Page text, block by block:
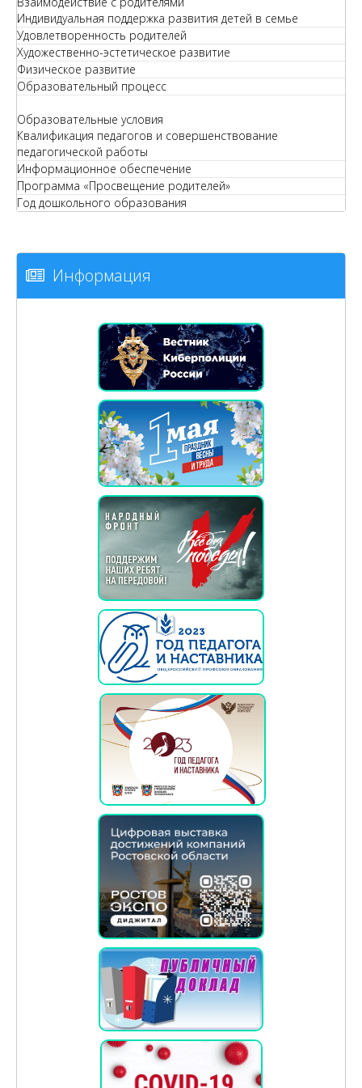
Индивидуальная поддержка развития детей в семье
Удовлетворенность родителей
Художественно-эстетическое развитие
Физическое развитие
Образовательный процесс
Образовательные условия
Квалификация педагогов и совершенствование
педагогической работы
Информационное обеспечение
Программа «Просвещение родителей»
Год дошкольного образования
Информация